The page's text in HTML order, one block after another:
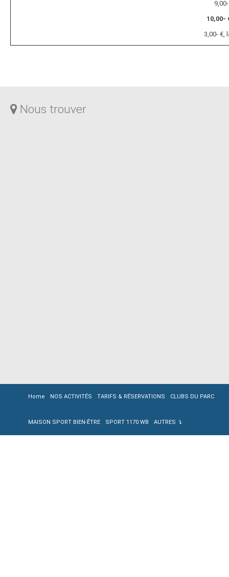
10,00-
3,00- €,
Nous trouver
Home NOS ACTIVITÉS TARIFS & RÉSERVATIONS CLUBS DU PARC
MAISON SPORT BIEN-ÊTRE SPORT 1170 WB AUTRES ↴